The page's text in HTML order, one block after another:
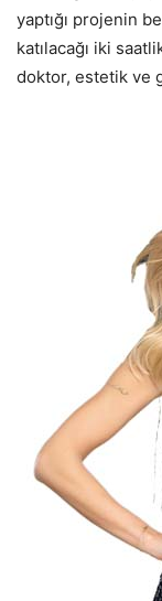
yaptığı projenin
katılacağı iki
doktor, estetik ve